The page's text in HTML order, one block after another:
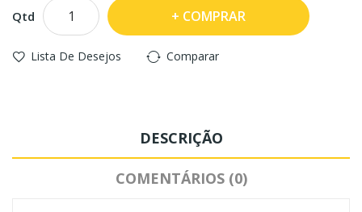
Qtd COMPRAR
Lista De Desejos Comparar
DESCRIÇÃO
COMENTÁRIOS (0)